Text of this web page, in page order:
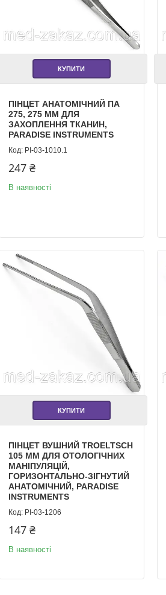
КУПИТИ
ПІНЦЕТ АНАТОМІЧНИЙ ПА
275, 275 ММ ДЛЯ
ЗАХОПЛЕННЯ ТКАНИН,
PARADISE INSTRUMENTS
PI-03-1010.1
247 ₴
В наявності
КУПИТИ
ПІНЦЕТ ВУШНИЙ TROELTSCH
105 ММ ДЛЯ ОТОЛОГІЧНИХ
МАНІПУЛЯЦІЙ,
ГОРИЗОНТАЛЬНО-ЗІГНУТИЙ
АНАТОМІЧНИЙ, PARADISE
INSTRUMENTS
PI-03-1206
147 ₴
В наявності